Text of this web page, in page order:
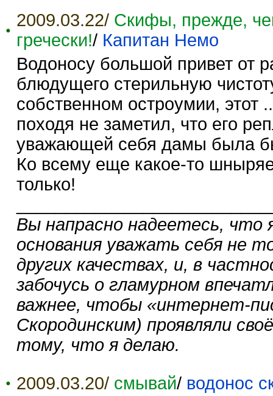
2009.03.22/ Скифы, прежде,
гречески!/ Капитан Немо
Водоносу большой привет от
блюдущего стерильную
собственном остроумии, этот
походя не заметил, что его
уважающей себя дамы была
Ко всему еще какое-то
только!
Вы напрасно надеетесь, что
основания уважать себя не
других качествах, и, в
забочусь о гламурном
важнее, чтобы «интернет-
Скородинским) проявляли
тому, что я делаю.
2009.03.20/ смывай/ водонос